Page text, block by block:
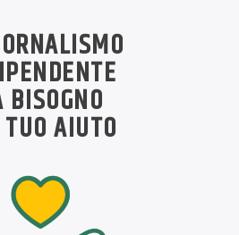
BISOGNO
AIUTO